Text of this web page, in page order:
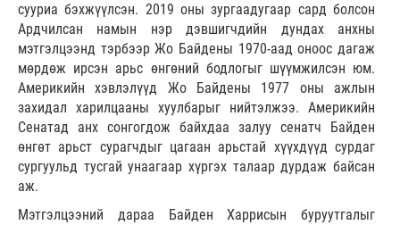
сууриа бэхжүүлсэн. 2019 оны зургаадугаар сард болсон
Ардчилсан намын нэр дэвшигчдийн дундах анхны
мэтгэлцээнд тэрбээр Жо Байдены 1970-аад оноос дагаж
мөрдөж ирсэн арьс өнгөний бодлогыг шүүмжилсэн юм.
Америкийн хэвлэлүүд Жо Байдены 1977 оны ажлын
захидал харилцааны хуулбарыг нийтэлжээ. Америкийн
Сенатад анх сонгогдож байхдаа залуу сенатч Байден
өнгөт арьст сурагчдыг цагаан арьстай хүүхдүүд сурдаг
сургуульд тусгай унаагаар хүргэх талаар дурдаж байсан
аж.
Мэтгэлцээний дараа Байден Харрисын буруутгалыг